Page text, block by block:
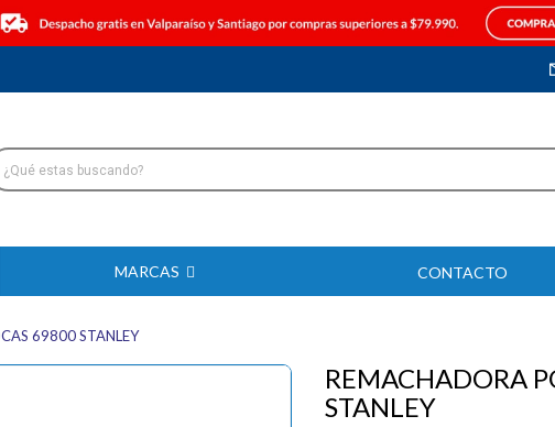
MARCAS CONTACTO
69800 STANLEY
REMACHADORA
STANLEY